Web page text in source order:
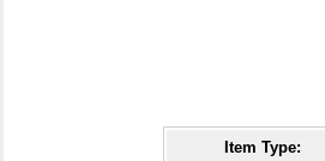
Item Type: